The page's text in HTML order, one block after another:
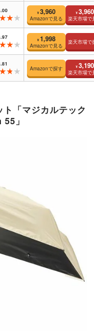
¥ 3,960
Amazonで見る
¥ 3,960
楽天市場で
¥ 1,998
Amazonで見る
楽天市場で
Amazonで探す ¥ 3,190
楽天市場で
ト「マジカルテック
」